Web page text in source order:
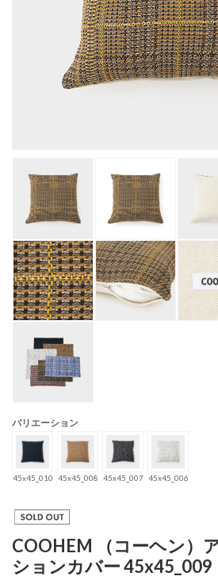
バリエーション
45x45_010 45x45_008 45x45_007 45x45_006
COOHEM （コーヘン）
ションカバー 45x45_009